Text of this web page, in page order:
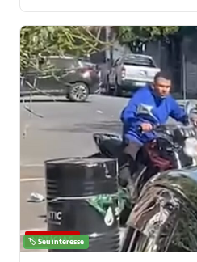
NOTÍCIAS
🏷️ Seu interesse